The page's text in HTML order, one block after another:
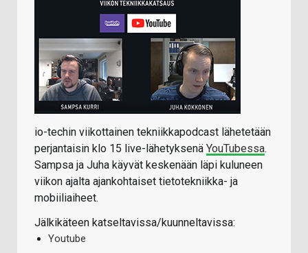
io-techin viikottainen tekniikkapodcast lähetetään
perjantaisin klo 15 live-lähetyksenä YouTubessa.
Sampsa ja Juha käyvät keskenään läpi kuluneen
viikon ajalta ajankohtaiset tietotekniikka- ja
mobiiliaiheet.
Jälkikäteen katseltavissa/kuunneltavissa:
Youtube